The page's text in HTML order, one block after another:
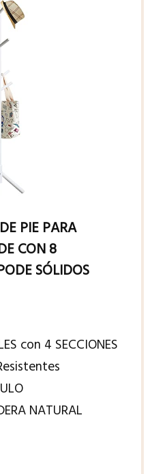
PIE PARA
CON 8
SÓLIDOS
con 4 SECCIONES
NATURAL